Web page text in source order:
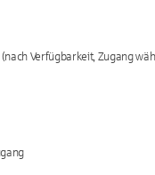
Verfügbarkeit, Zugang